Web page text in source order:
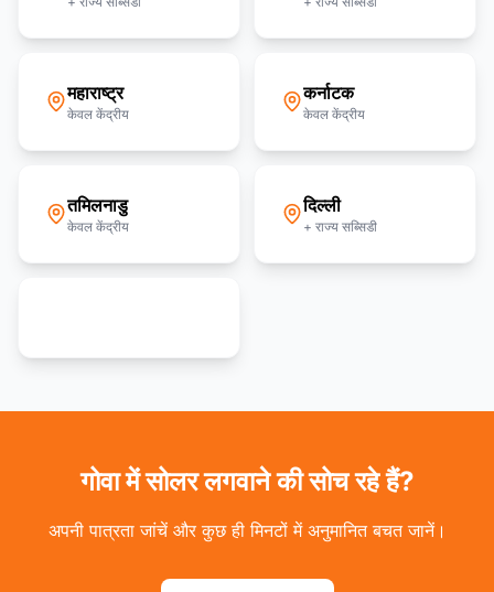
महाराष्ट्र
केवल केंद्रीय
कर्नाटक
केवल केंद्रीय
तमिलनाडु
केवल केंद्रीय
दिल्ली
+ राज्य सब्सिडी
गोवा में सोलर लगवाने की सोच रहे हैं?
अपनी पात्रता जांचें और कुछ ही मिनटों में अनुमानित बचत जानें।